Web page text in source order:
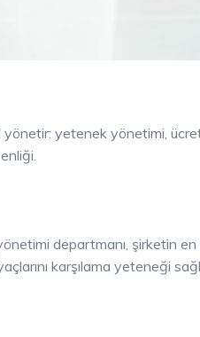
yönetir: yetenek yönetimi,
departmanı, şirketin en
karşılama yeteneği